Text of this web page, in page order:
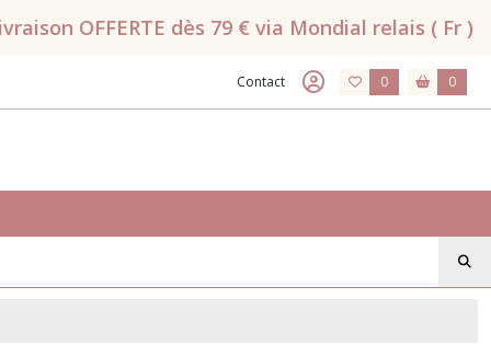
OFFERTE dès 79 € via Mondial relais ( Fr )
Contact 0 0